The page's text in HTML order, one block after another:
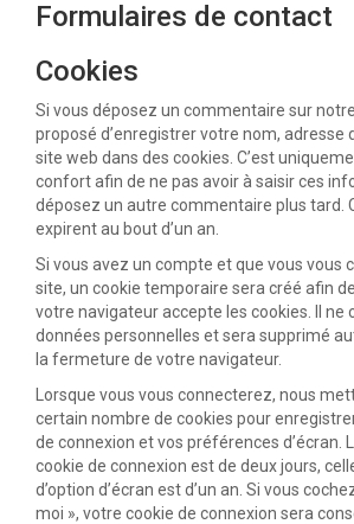
Formulaires de contact
Cookies
Si vous déposez un commentaire sur
proposé d’enregistrer votre nom, adresse
site web dans des cookies. C’est
confort afin de ne pas avoir à saisir ces
déposez un autre commentaire plus tard.
expirent au bout d’un an.
Si vous avez un compte et que vous vous
site, un cookie temporaire sera créé afin
votre navigateur accepte les cookies. Il ne
données personnelles et sera supprimé
la fermeture de votre navigateur.
Lorsque vous vous connecterez, nous
certain nombre de cookies pour
de connexion et vos préférences d’écran.
cookie de connexion est de deux jours,
d’option d’écran est d’un an. Si vous
moi », votre cookie de connexion sera